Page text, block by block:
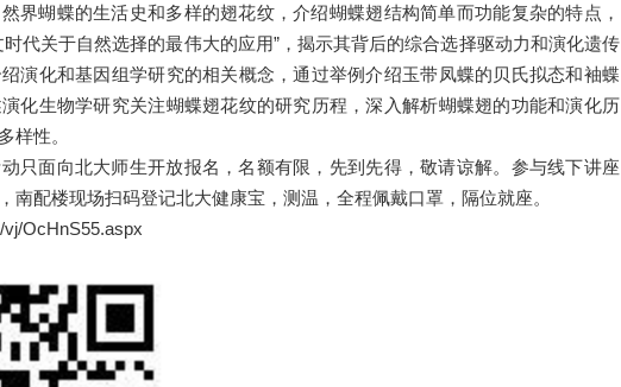
界蝴蝶的生活史和多样的翅花纹，介绍蝴蝶翅结构简单而功能复杂的特点，
代关于自然选择的最伟大的应用”，揭示其背后的综合选择驱动力和演化遗传
演化和基因组学研究的相关概念，通过举例介绍玉带凤蝶的贝氏拟态和袖蝶
化生物学研究关注蝴蝶翅花纹的研究历程，深入解析蝴蝶翅的功能和演化历
样性。
只面向北大师生开放报名，名额有限，先到先得，敬请谅解。参与线下讲座
南配楼现场扫码登记北大健康宝，测温，全程佩戴口罩，隔位就座。
OcHnS55.aspx